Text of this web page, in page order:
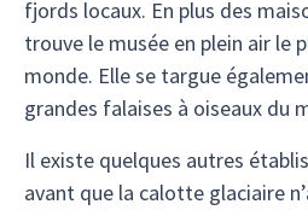
fjords locaux. En plus des
trouve le musée en plein air le
monde. Elle se targue
grandes falaises à oiseaux du
Il existe quelques autres
avant que la calotte glaciaire